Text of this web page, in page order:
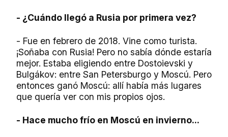
- ¿Cuándo llegó a Rusia por primera vez?
- Fue en febrero de 2018. Vine como turista.
¡Soñaba con Rusia! Pero no sabía dónde estaría
mejor. Estaba eligiendo entre Dostoievski y
Bulgákov: entre San Petersburgo y Moscú. Pero
entonces ganó Moscú: allí había más lugares
que quería ver con mis propios ojos.
- Hace mucho frío en Moscú en invierno...